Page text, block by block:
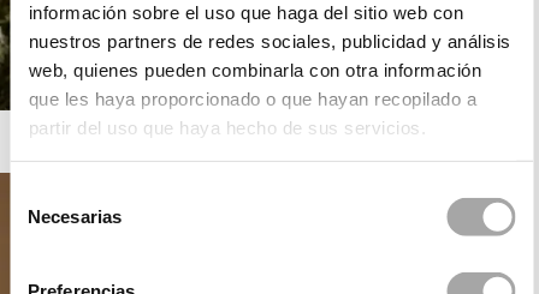
información sobre el uso que haga del sitio web con
nuestros partners de redes sociales, publicidad y análisis
web, quienes pueden combinarla con otra información
que les haya proporcionado o que hayan recopilado a
partir del uso que haya hecho de sus servicios.
Necesarias
ROSA CLARÁ